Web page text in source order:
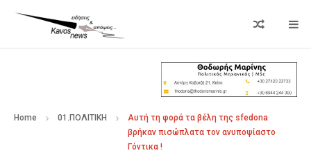
Home 01.ΠΟΛΙΤΙΚΗ
Αυτή τη φορά τα βέλη της sfedona
βρήκαν πισώπλατα τον ανυποψίαστο
Γόντικα !